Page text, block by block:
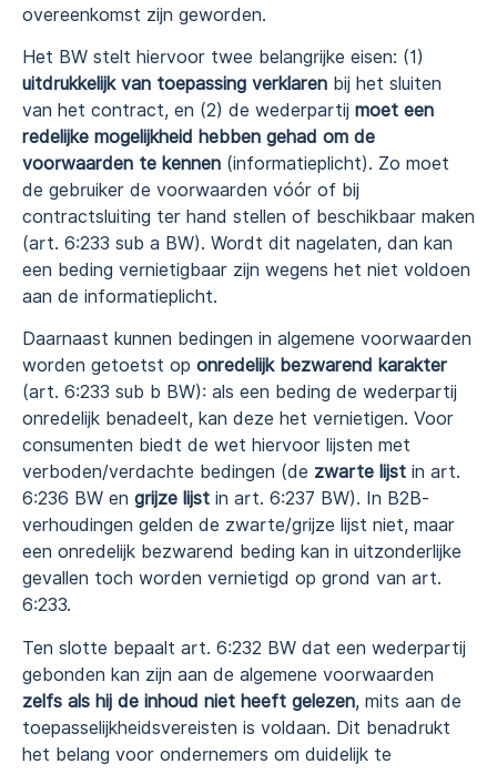
overeenkomst zijn geworden.
Het BW stelt hiervoor twee belangrijke eisen: (1)
uitdrukkelijk van toepassing verklaren bij het sluiten
van het contract, en (2) de wederpartij moet een
redelijke mogelijkheid hebben gehad om de
voorwaarden te kennen (informatieplicht). Zo moet
de gebruiker de voorwaarden vóór of bij
contractsluiting ter hand stellen of beschikbaar maken
(art. 6:233 sub a BW). Wordt dit nagelaten, dan kan
een beding vernietigbaar zijn wegens het niet voldoen
aan de informatieplicht.
Daarnaast kunnen bedingen in algemene voorwaarden
worden getoetst op onredelijk bezwarend karakter
(art. 6:233 sub b BW): als een beding de wederpartij
onredelijk benadeelt, kan deze het vernietigen. Voor
consumenten biedt de wet hiervoor lijsten met
verboden/verdachte bedingen (de zwarte lijst in art.
6:236 BW en grijze lijst in art. 6:237 BW). In B2B-
verhoudingen gelden de zwarte/grijze lijst niet, maar
een onredelijk bezwarend beding kan in uitzonderlijke
gevallen toch worden vernietigd op grond van art.
6:233.
Ten slotte bepaalt art. 6:232 BW dat een wederpartij
gebonden kan zijn aan de algemene voorwaarden
zelfs als hij de inhoud niet heeft gelezen, mits aan de
toepasselijkheidsvereisten is voldaan. Dit benadrukt
het belang voor ondernemers om duidelijk te